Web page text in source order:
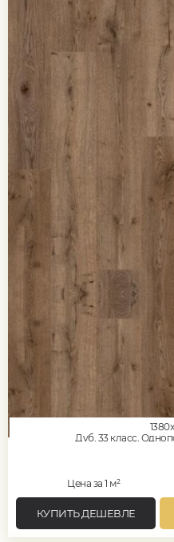
Дуб, 33 класс,
Цена за 1 м²
КУПИТЬ ДЕШЕВЛЕ